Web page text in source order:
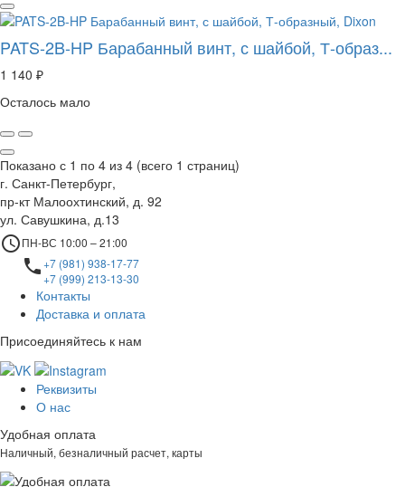
PATS-2B-HP Барабанный винт, с шайбой, Т-образ...
1 140 ₽
Осталось мало
Показано с 1 по 4 из 4 (всего 1 страниц)
г. Санкт-Петербург,
пр-кт Малоохтинский, д. 92
ул. Савушкина, д.13
access_timeПН-ВС 10:00 – 21:00
local_phone+7 (981) 938-17-77
+7 (999) 213-13-30
Контакты
Доставка и оплата
Присоединяйтесь к нам
Реквизиты
О нас
Удобная оплата
Наличный, безналичный расчет, карты